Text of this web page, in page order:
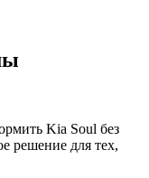
Kia Soul без
решение для тех,